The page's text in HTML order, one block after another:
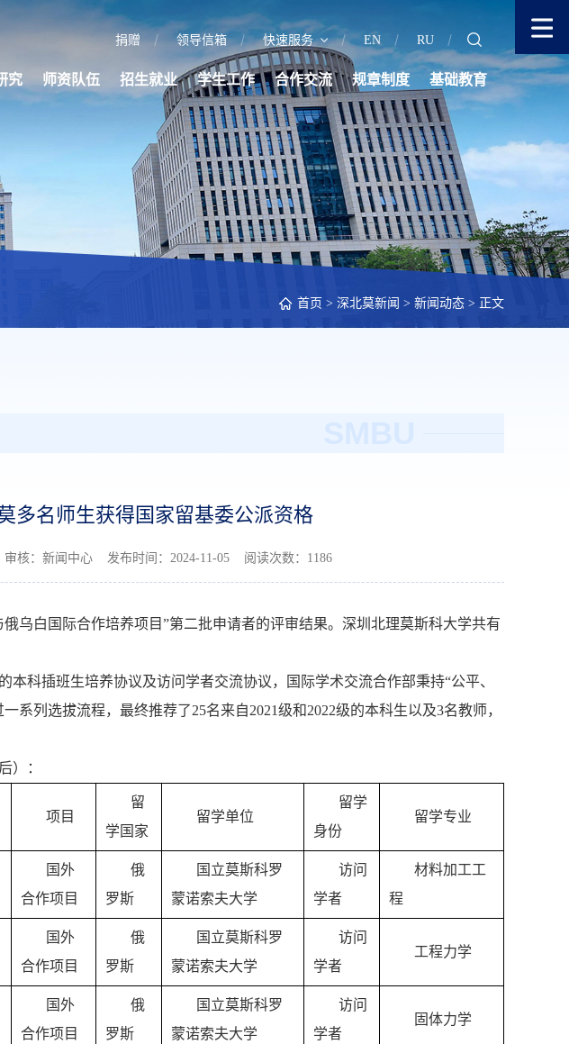
捐赠 领导信箱 快速服务 EN RU
究 师资队伍 招生就业 学生工作 合作交流 规章制度 基础教育
首页 > 深北莫新闻 > 新闻动态 > 正文
多名师生获得国家留基委公派资格
核：新闻中心 发布时间：2024-11-05 阅读次数： 1186
乌白国际合作培养项目”第二批申请者的评审结果。深圳北理莫斯科大学共有
科插班生培养协议及访问学者交流协议，国际学术交流合作部秉持“公平、
系列选拔流程，最终推荐了25名来自2021级和2022级的本科生以及3名教师，
）：
项目
留
学国家
留学单位
留学
身份
留学专业
国外
合作项目
俄
罗斯
国立莫斯科罗
蒙诺索夫大学
访问
学者
材料加工工
程
国外
合作项目
俄
罗斯
国立莫斯科罗
蒙诺索夫大学
访问
学者
工程力学
国外
合作项目
俄
罗斯
国立莫斯科罗
蒙诺索夫大学
访问
学者
固体力学